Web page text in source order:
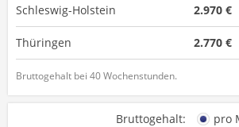
Schleswig-Holstein 2.970 €
Thüringen 2.770 €
Bruttogehalt bei 40 Wochenstunden.
Bruttogehalt: pro